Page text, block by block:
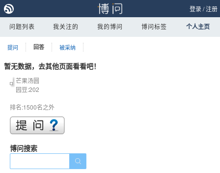
登录/注册
问题列表 我关注的 我的博问 博问标签 个人主页
提问 回答 被采纳
暂无数据，去其他页面看看吧！
芒果汤圆
园豆:202
排名:1500名之外
博问搜索